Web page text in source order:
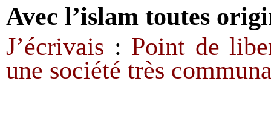
Avec l’islam toutes
J’écrivais : Point de
une société très